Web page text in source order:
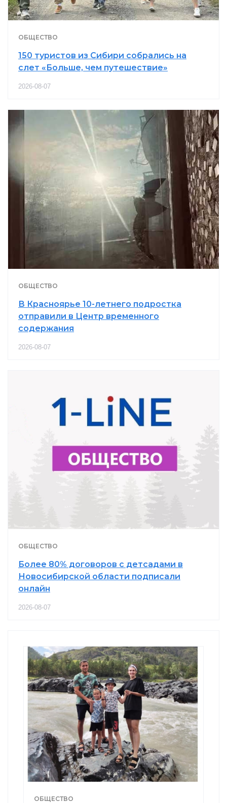
ОБЩЕСТВО
150 туристов из Сибири собрались на
слет «Больше, чем путешествие»
2026-08-07
ОБЩЕСТВО
В Красноярье 10-летнего подростка
отправили в Центр временного
содержания
2026-08-07
ОБЩЕСТВО
Более 80% договоров с детсадами в
Новосибирской области подписали
онлайн
2026-08-07
ОБЩЕСТВО